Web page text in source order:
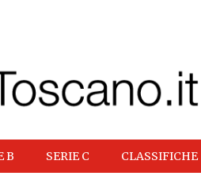
B SERIE C CLASSIFICHE